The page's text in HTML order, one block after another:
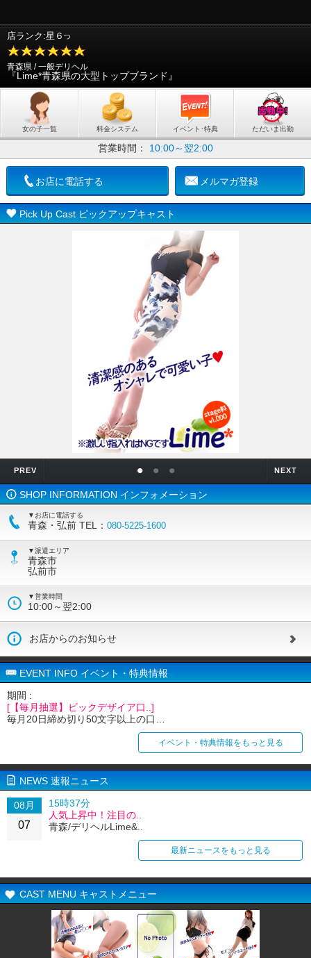
店ランク:星６ つ
青森県 / 一般デリヘル
『Lime*青森県の大型トップブランド』
女の子一覧 料金システム イベント･特典 ただいま出勤
営業時間： 10:00～翌2:00
お店に電話する メルマガ登録
Pick Up Cast ピックアップキャスト
PREV • • • NEXT
SHOP INFORMATION インフォメーション
▼お店に電話する
青森・弘前 TEL： 080-5225-1600
▼派遣エリア
青森市
弘前市
▼営業時間
10:00～翌2:00
お店からのお知らせ
EVENT INFO イベント・特典情報
期間 :
[【毎月抽選】ビックデザイア口..]
毎月20日締め切り50文字以上の口…
イベント・特典情報をもっと見る
NEWS 速報ニュース
08月
07
15時37分
人気上昇中！注目の..
青森/デリヘルLime&..
最新ニュースをもっと見る
CAST MENU キャストメニュー